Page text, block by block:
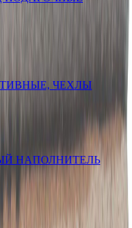
ЧЕХЛЫ
НАПОЛНИТЕЛЬ